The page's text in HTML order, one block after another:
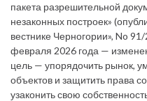
пакета разрешительной
незаконных построек»
вестнике Черногории», No
февраля 2026 года —
цель — упорядочить рынок,
объектов и защитить права
узаконить свою